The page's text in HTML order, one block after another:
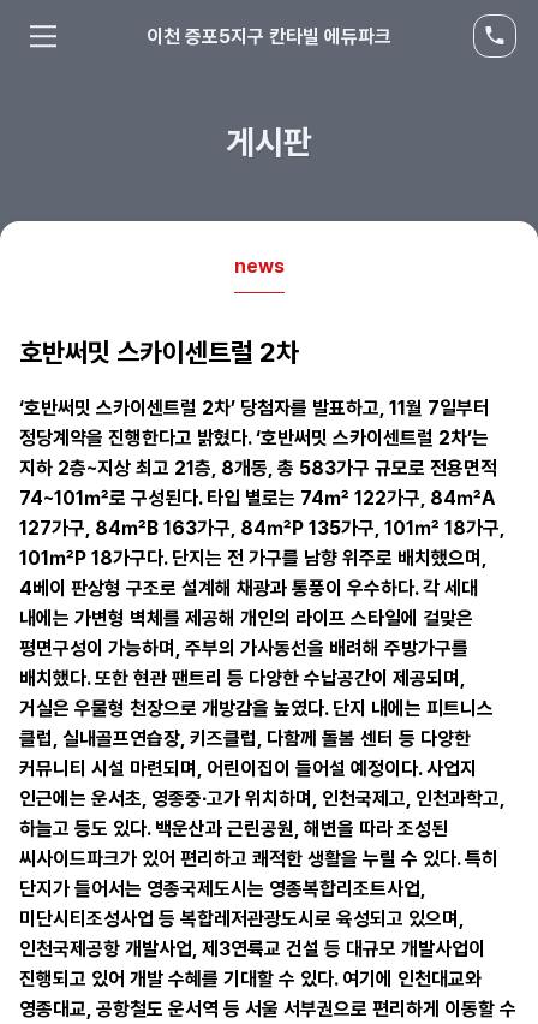
이천 증포5지구 칸타빌 에듀파크
게시판
news
호반써밋 스카이센트럴 2차
‘호반써밋 스카이센트럴 2차’ 당첨자를 발표하고, 11월 7일부터
정당계약을 진행한다고 밝혔다. ‘호반써밋 스카이센트럴 2차’는
지하 2층~지상 최고 21층, 8개동, 총 583가구 규모로 전용면적
74~101㎡로 구성된다. 타입 별로는 74㎡ 122가구, 84㎡A
127가구, 84㎡B 163가구, 84㎡P 135가구, 101㎡ 18가구,
101㎡P 18가구다. 단지는 전 가구를 남향 위주로 배치했으며,
4베이 판상형 구조로 설계해 채광과 통풍이 우수하다. 각 세대
내에는 가변형 벽체를 제공해 개인의 라이프 스타일에 걸맞은
평면구성이 가능하며, 주부의 가사동선을 배려해 주방가구를
배치했다. 또한 현관 팬트리 등 다양한 수납공간이 제공되며,
거실은 우물형 천장으로 개방감을 높였다. 단지 내에는 피트니스
클럽, 실내골프연습장, 키즈클럽, 다함께 돌봄 센터 등 다양한
커뮤니티 시설 마련되며, 어린이집이 들어설 예정이다. 사업지
인근에는 운서초, 영종중∙고가 위치하며, 인천국제고, 인천과학고,
하늘고 등도 있다. 백운산과 근린공원, 해변을 따라 조성된
씨사이드파크가 있어 편리하고 쾌적한 생활을 누릴 수 있다. 특히
단지가 들어서는 영종국제도시는 영종복합리조트사업,
미단시티조성사업 등 복합레저관광도시로 육성되고 있으며,
인천국제공항 개발사업, 제3연륙교 건설 등 대규모 개발사업이
진행되고 있어 개발 수혜를 기대할 수 있다. 여기에 인천대교와
영종대교, 공항철도 운서역 등 서울 서부권으로 편리하게 이동할 수